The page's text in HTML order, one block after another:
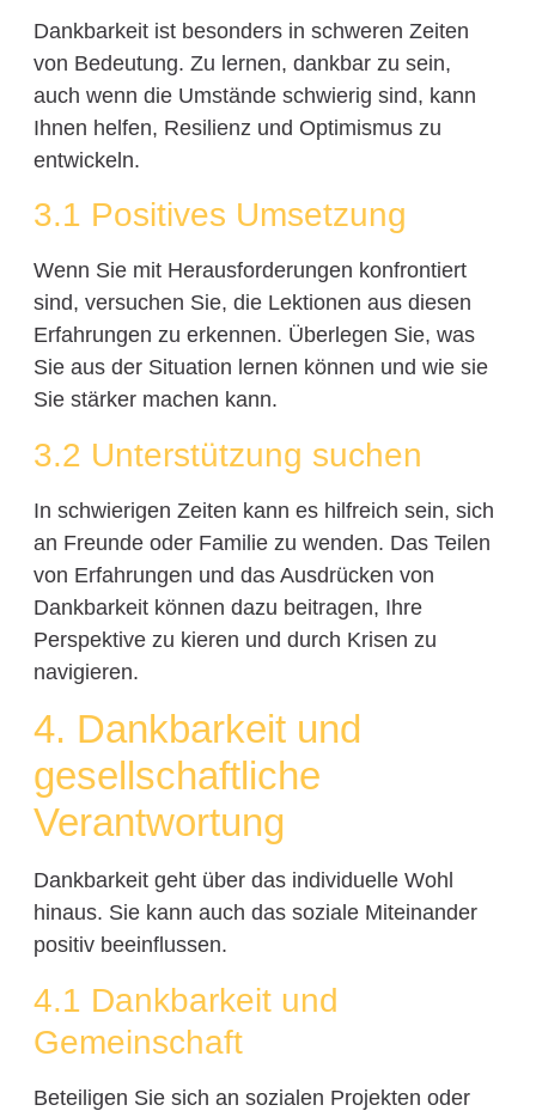
Dankbarkeit ist besonders in schweren Zeiten
von Bedeutung. Zu lernen, dankbar zu sein,
auch wenn die Umstände schwierig sind, kann
Ihnen helfen, Resilienz und Optimismus zu
entwickeln.
3.1 Positives Umsetzung
Wenn Sie mit Herausforderungen konfrontiert
sind, versuchen Sie, die Lektionen aus diesen
Erfahrungen zu erkennen. Überlegen Sie, was
Sie aus der Situation lernen können und wie sie
Sie stärker machen kann.
3.2 Unterstützung suchen
In schwierigen Zeiten kann es hilfreich sein, sich
an Freunde oder Familie zu wenden. Das Teilen
von Erfahrungen und das Ausdrücken von
Dankbarkeit können dazu beitragen, Ihre
Perspektive zu kieren und durch Krisen zu
navigieren.
4. Dankbarkeit und
gesellschaftliche
Verantwortung
Dankbarkeit geht über das individuelle Wohl
hinaus. Sie kann auch das soziale Miteinander
positiv beeinflussen.
4.1 Dankbarkeit und
Gemeinschaft
Beteiligen Sie sich an sozialen Projekten oder